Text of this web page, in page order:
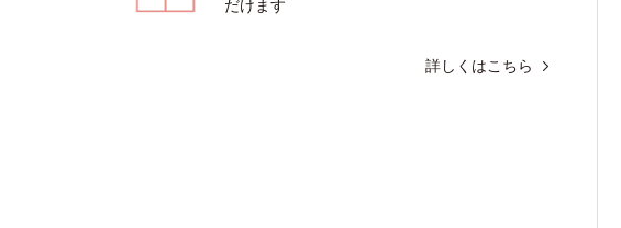
だけます
詳しくはこちら